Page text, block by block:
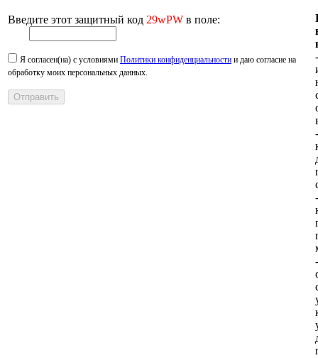
Введите этот защитный код 29wPW в поле:
Я согласен(на) с условиями Политики конфиденциальности и даю согласие на
обработку моих персональных данных.